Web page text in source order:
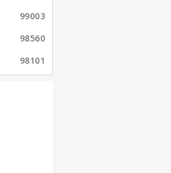
99003
98560
98101